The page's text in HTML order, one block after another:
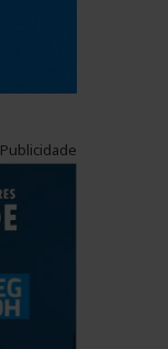
Publicidade